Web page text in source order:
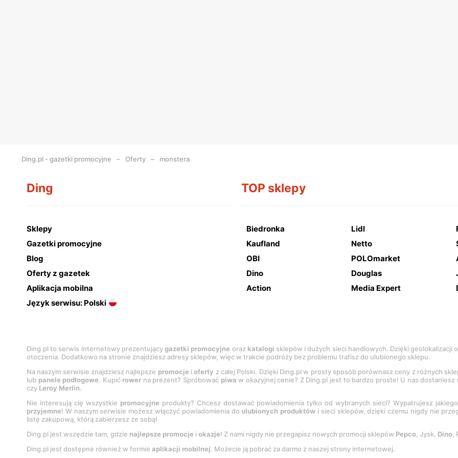
Ding.pl - gazetki promocyjne Oferty monstera
Ding
Sklepy
Gazetki promocyjne
Blog
Oferty z gazetek
Aplikacja mobilna
Język serwisu: Polski
TOP sklepy
Biedronka Lidl
Kaufland
Netto
OBI
POLOmarket
Dino
Douglas
Action
Media Expert
Ding.pl to serwis internetowy prezentującygazetki promocyjne oraz katalogi sklepów i dużych sieci handlowych. Dzięki
otoczenia. Dodatkowo na stronie znajdziesz adresy sklepów, więc w trakcie podróży bez problemu trafisz do ulubionego sklepu.
Na naszym serwisie znajdziesz najlepsze promocje ioferty z całej Polski. Dzięki Ding.pl w prosty sposób porównasz ceny z różnych
lub panele podłogowe. Kupić rower na prezent? Spróbować piwa w okazyjnej cenie? Z Ding.pl jest to bardzo proste! U nas
czy Leroy Merlin.
Nie interesują cię wszystkie promocyjne produkty? Chcesz dostawać powiadomienia tylko od wybranych sieci? Wypatrujesz
przyjemne! W naszym serwisie możesz włączyć powiadomienia do ulubionych produktów i sieci sklepów, dzięki czemu nigdy nie
listę zakupową, którą zabierzesz ze sobą!
Ding.pl jest wszędzie tam, gdzie najlepsze promocje i okazje! Z nami nigdy nie przegapisz nowych promocji sklepów Pepco, Jysk, Dino,
Ding.pl jest dostępne również w formie aplikacji mobilnej. Możecie ją pobrać za darmo z naszej strony internetowej.